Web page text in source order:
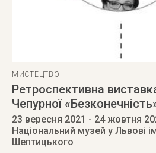
МИСТЕЦТВО
Ретроспективна
Чепурної
23 вересня 2021 - 24 жовтня
Національний музей у Львові
Шептицького